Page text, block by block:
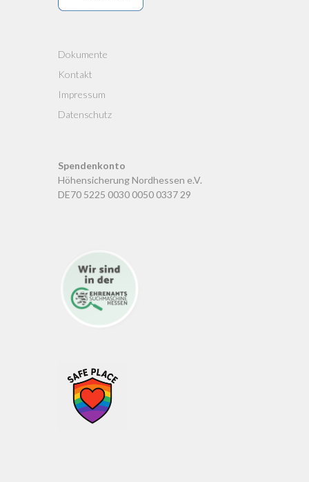
Dokumente
Kontakt
Impressum
Datenschutz
Spendenkonto
Höhensicherung Nordhessen e.V.
DE70 5225 0030 0050 0337 29